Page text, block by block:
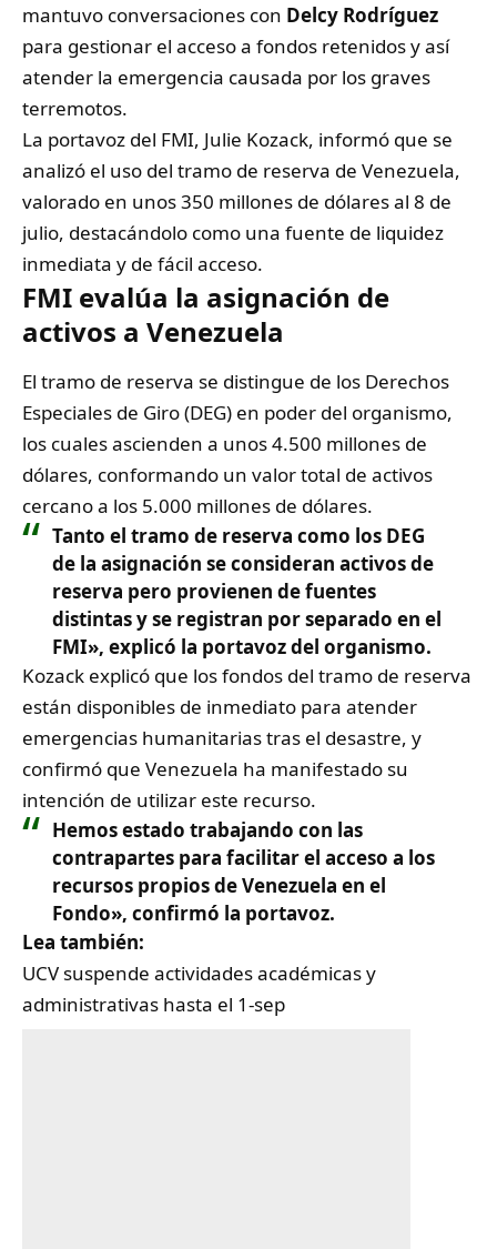
mantuvo conversaciones con Delcy Rodríguez
para gestionar el acceso a fondos retenidos y así
atender la emergencia causada por los graves
terremotos.
La portavoz del FMI, Julie Kozack, informó que se
analizó el uso del tramo de reserva de Venezuela,
valorado en unos 350 millones de dólares al 8 de
julio, destacándolo como una fuente de liquidez
inmediata y de fácil acceso.
FMI evalúa la asignación de
activos a Venezuela
El tramo de reserva se distingue de los Derechos
Especiales de Giro (DEG) en poder del organismo,
los cuales ascienden a unos 4.500 millones de
dólares, conformando un valor total de activos
cercano a los 5.000 millones de dólares.
Tanto el tramo de reserva como los DEG
de la asignación se consideran activos de
reserva pero provienen de fuentes
distintas y se registran por separado en el
FMI», explicó la portavoz del organismo.
Kozack explicó que los fondos del tramo de reserva
están disponibles de inmediato para atender
emergencias humanitarias tras el desastre, y
confirmó que Venezuela ha manifestado su
intención de utilizar este recurso.
Hemos estado trabajando con las
contrapartes para facilitar el acceso a los
recursos propios de Venezuela en el
Fondo», confirmó la portavoz.
Lea también:
UCV suspende actividades académicas y
administrativas hasta el 1-sep